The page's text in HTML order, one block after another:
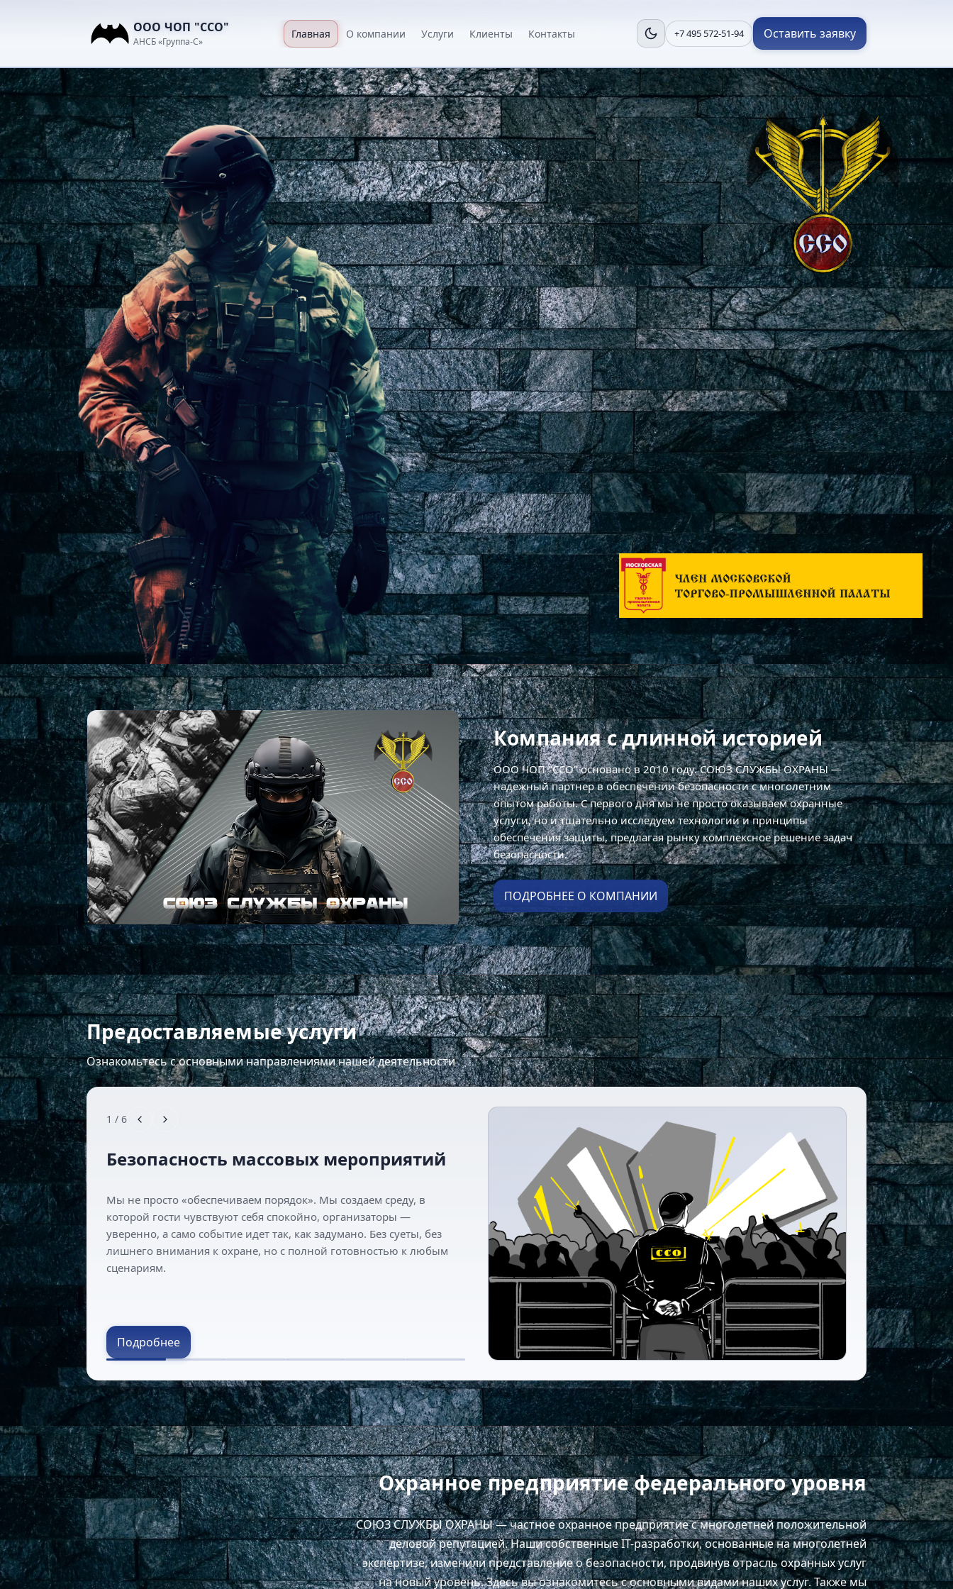
ООО ЧОП "ССО"
АНСБ «Группа-С»
Главная О компании Услуги Клиенты Контакты +7 495 572-51-94 Оставить заявку
СОЮЗ СЛУЖБЫ ОХРАНЫ
Комплексные решения по обеспечению
безопасности для бизнеса и частных лиц.
Компания с длинной историей
ООО ЧОП "ССО" основано в 2010 году. СОЮЗ СЛУЖБЫ ОХРАНЫ —
надежный партнер в обеспечении безопасности с многолетним
опытом работы. С первого дня мы не просто оказываем охранные
услуги, но и тщательно исследуем технологии и принципы
обеспечения защиты, предлагая рынку комплексное решение задач
безопасности.
ПОДРОБНЕЕ О КОМПАНИИ
Предоставляемые услуги
Ознакомьтесь с основными направлениями нашей деятельности
1 / 6
Безопасность массовых мероприятий
Мы не просто «обеспечиваем порядок». Мы создаем среду, в
которой гости чувствуют себя спокойно, организаторы —
уверенно, а само событие идет так, как задумано. Без суеты, без
лишнего внимания к охране, но с полной готовностью к любым
сценариям.
Подробнее
Охранное предприятие федерального уровня
СОЮЗ СЛУЖБЫ ОХРАНЫ — частное охранное предприятие с многолетней положительной
деловой репутацией. Наши собственные IT-разработки, основанные на многолетней
экспертизе, изменили представление о безопасности, продвинув отрасль охранных услуг
на новый уровень. Здесь вы ознакомитесь с основными видами наших услуг. Также мы